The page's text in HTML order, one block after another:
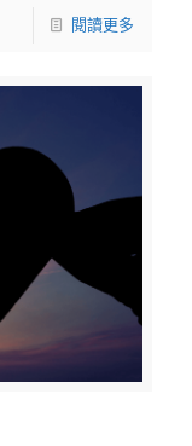
閱讀更多